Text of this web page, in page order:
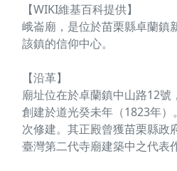
【WIKI維基百科提供】
峨崙廟，是位於苗栗縣卓蘭鎮
該鎮的信仰中心。
【沿革】
廟址位在於卓蘭鎮中山路12號
創建於道光癸未年（1823年
次修建。其正殿曾獲苗栗縣政
臺灣第二代寺廟建築中之代表作